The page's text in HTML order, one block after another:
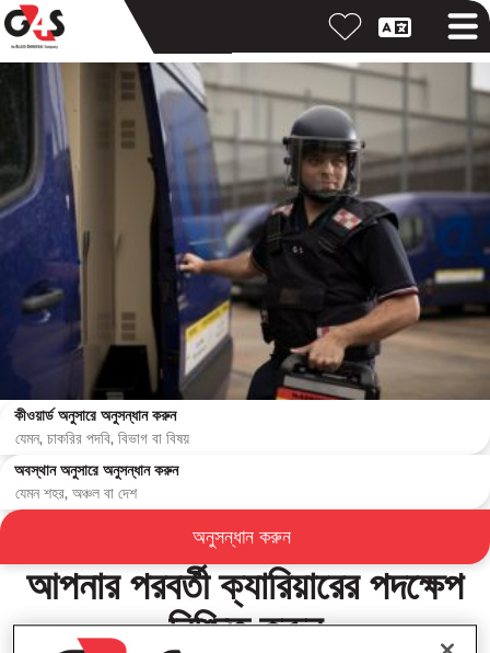
G4S-এর সাথে ক্যাশ সলিউশন
ক্যারিয়ার
কীওয়ার্ড অনুসারে অনুসন্ধান করুন
অবস্থান অনুসারে অনুসন্ধান করুন
অনুসন্ধান করুন
আপনার পরবর্তী ক্যারিয়ারের পদক্ষেপ
নিশ্চিত করুন